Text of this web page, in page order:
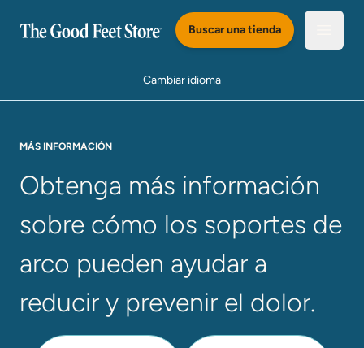
Buscar una tienda
Cambiar idioma
MÁS INFORMACIÓN​​​​​​​
Obtenga más información
sobre cómo los soportes de
arco pueden ayudar a
reducir y prevenir el dolor.